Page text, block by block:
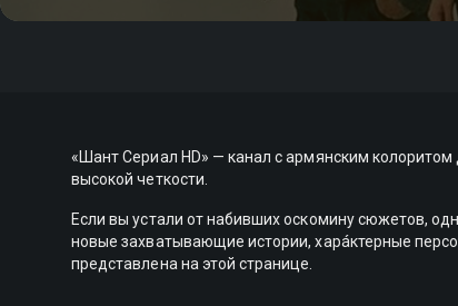
«Шант Сериал HD» — канал с армянским
высокой четкости.
Если вы устали от набивших оскомину сюжетов,
новые захватывающие истории, харáктерные
представлена на этой странице.